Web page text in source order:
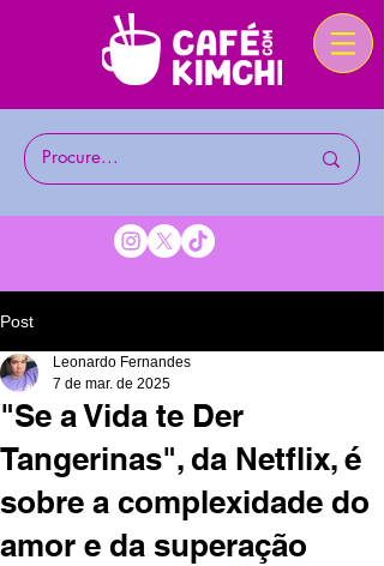
Post
"Se a Vida te Der
Tangerinas", da Netflix, é
sobre a complexidade do
amor e da superação
Leonardo Fernandes
7 de mar. de 2025